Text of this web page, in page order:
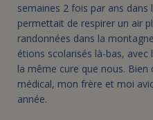
semaines 2 fois par ans dans
permettait de respirer un air
randonnées dans la
étions scolarisés là-bas,
la même cure que nous.
médical, mon frère et moi
année.